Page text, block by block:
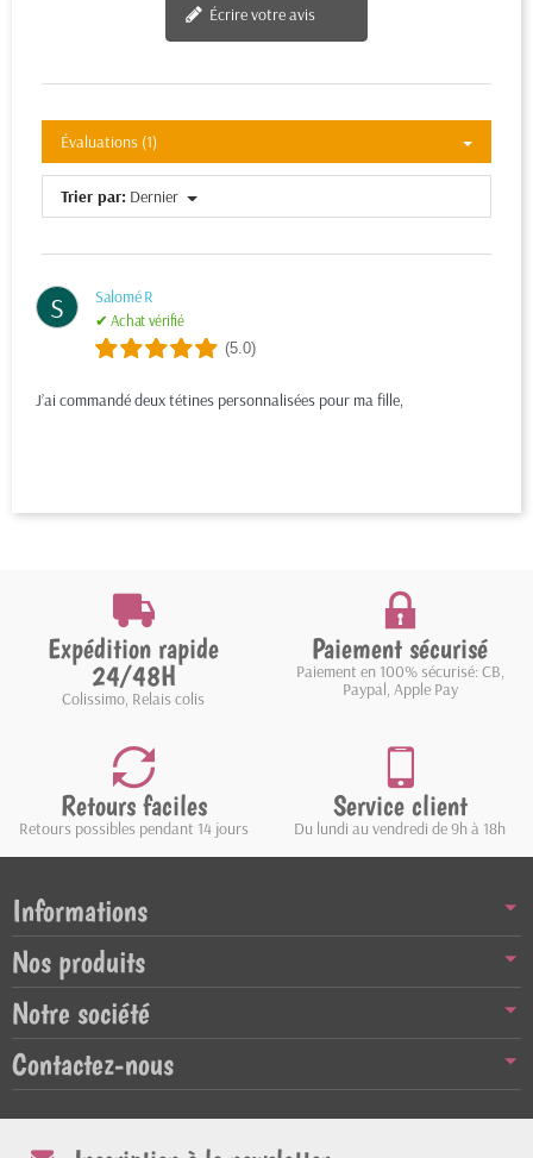
Écrire votre avis
Évaluations (1)
Trier par: Dernier
S Salomé R
✔ Achat vérifié
(5.0)
J’ai commandé deux tétines personnalisées pour ma fille,
Expédition rapide
24/48H
Colissimo, Relais colis
Paiement sécurisé
Paiement en 100% sécurisé: CB,
Paypal, Apple Pay
Retours faciles
Retours possibles pendant 14 jours
Service client
Du lundi au vendredi de 9h à 18h
Informations
Nos produits
Notre société
Contactez-nous